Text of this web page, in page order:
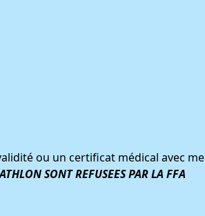
ou un certificat médical avec
SONT REFUSEES PAR LA FFA